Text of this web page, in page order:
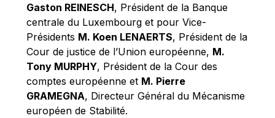
Patrizia Nanz
Philippe Maystadt
Pierre Gramegna
Richard Pelly
Robert Goebbels
Robert REYNDERS
Gaston REINESCH, Président de la Banque
centrale du Luxembourg et pour Vice-
Présidents M. Koen LENAERTS, Président de la
Cour de justice de l’Union européenne, M.
Tony MURPHY, Président de la Cour des
comptes européenne et M. Pierre
GRAMEGNA, Directeur Général du Mécanisme
européen de Stabilité.